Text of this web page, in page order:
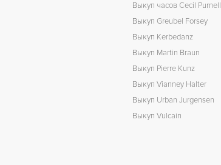
Выкуп часов Cecil Purnell
Выкуп Greubel Forsey
Выкуп Kerbedanz
Выкуп Martin Braun
Выкуп Pierre Kunz
Выкуп Vianney Halter
Выкуп Urban Jurgensen
Выкуп Vulcain